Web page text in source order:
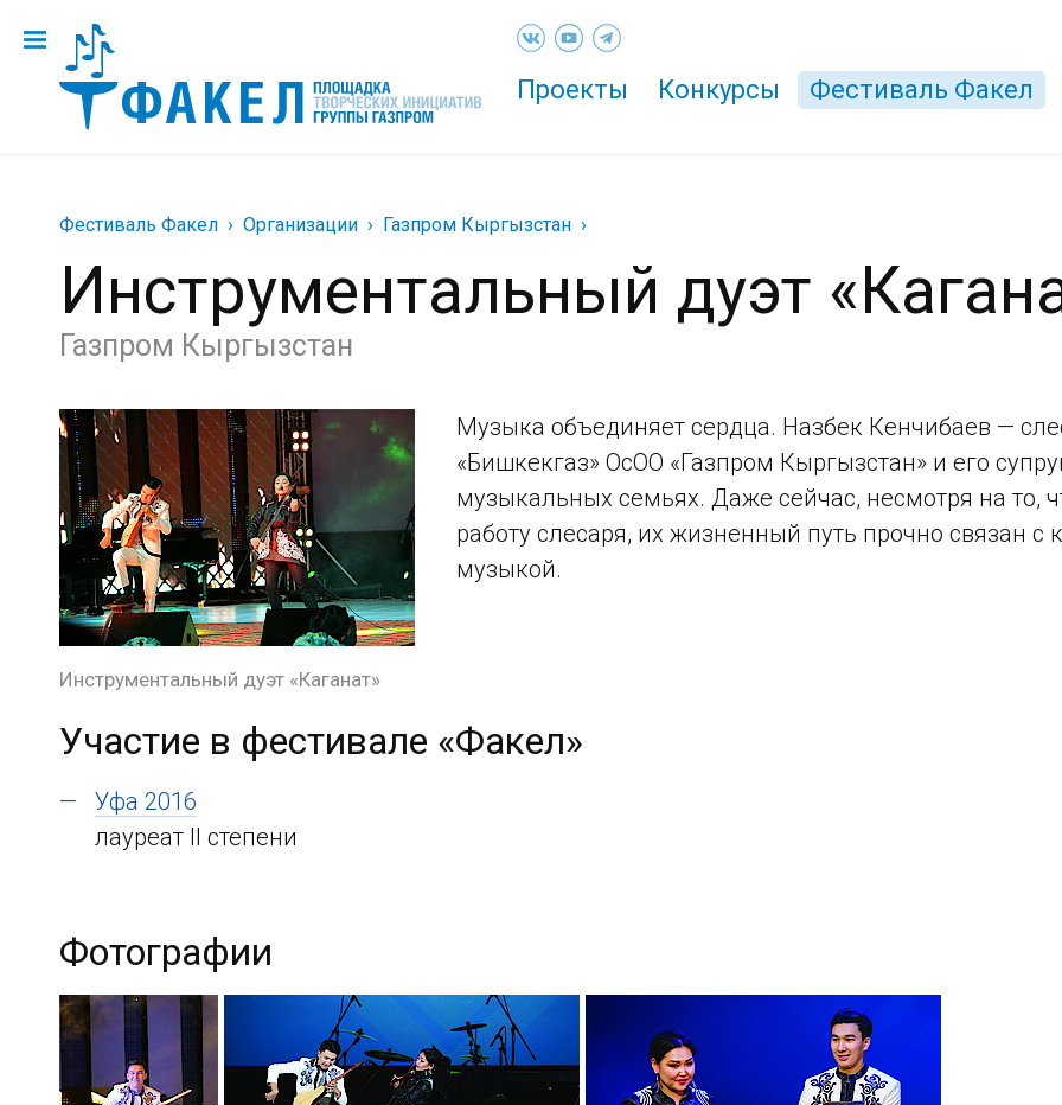
Проекты Конкурсы Фестиваль Факел
Фестиваль Факел Организации Газпром Кыргызстан
Инструментальный дуэт
Газпром Кыргызстан
Инструментальный дуэт «Каганат»
Музыка объединяет сердца. Назбек Кенчибаев —
«Бишкекгаз» ОсОО «Газпром Кыргызстан» и его
музыкальных семьях. Даже сейчас, несмотря на то,
работу слесаря, их жизненный путь прочно связан с
музыкой.
Участие в фестивале «Факел»
Уфа 2016
лауреат II степени
Фотографии